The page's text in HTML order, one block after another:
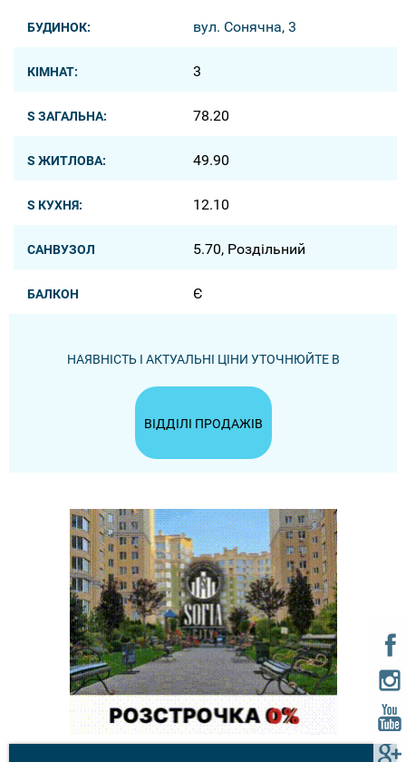
БУДИНОК: вул. Сонячна, 3
КІМНАТ: 3
S ЗАГАЛЬНА: 78.20
S ЖИТЛОВА: 49.90
S КУХНЯ: 12.10
САНВУЗОЛ 5.70, Роздільний
БАЛКОН Є
НАЯВНІСТЬ І АКТУАЛЬНІ ЦІНИ УТОЧНЮЙТЕ В
ВІДДІЛІ ПРОДАЖІВ